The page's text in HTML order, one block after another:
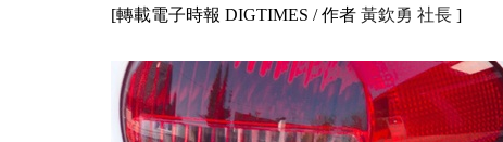
[轉載電子時報 DIGTIMES / 作者 黃欽勇 社長 ]